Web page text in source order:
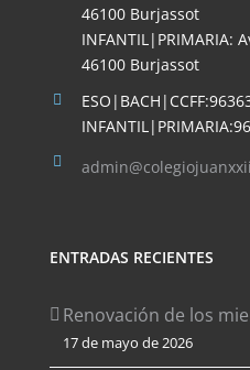
46100 Burjassot
INFANTIL|PRIMARIA:
46100 Burjassot
ENTRADAS RECIENTES
Renovación de los
17 de mayo de 2026